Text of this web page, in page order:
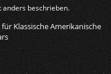
beschrieben.
Klassische Amerikanische